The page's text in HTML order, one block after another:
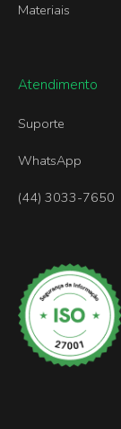
Materiais
Atendimento
Suporte
WhatsApp
(44) 3033-7650